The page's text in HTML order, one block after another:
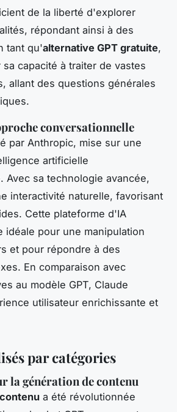
de la liberté d'explorer
répondant ainsi à des
tant qu'alternative GPT gratuite,
capacité à traiter de vastes
allant des questions générales
conversationnelle
par Anthropic, mise sur une
artificielle
Avec sa technologie avancée,
interactivité naturelle, favorisant
Cette plateforme d'IA
idéale pour une manipulation
et pour répondre à des
En comparaison avec
au modèle GPT, Claude
utilisateur enrichissante et
par catégories
la génération de contenu
a été révolutionnée